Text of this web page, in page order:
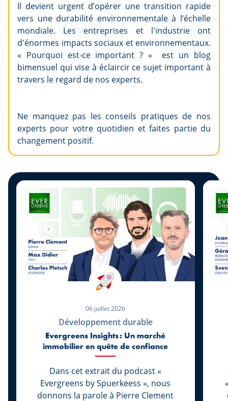
Il devient urgent d’opérer une transition rapide
vers une durabilité environnementale à l’échelle
mondiale. Les entreprises et l'industrie ont
d'énormes impacts sociaux et environnementaux.
« Pourquoi est-ce important ? » est un blog
bimensuel qui vise à éclaircir ce sujet important à
travers le regard de nos experts.
Ne manquez pas les conseils pratiques de nos
experts pour votre quotidien et faites partie du
changement positif.
06 juillet 2026
Développement durable
Evergreens Insights : Un marché
immobilier en quête de confiance
Dans cet extrait du podcast «
Evergreens by Spuerkeess », nous
donnons la parole à Pierre Clement